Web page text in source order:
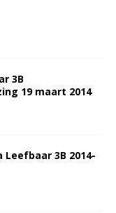
3B
19 maart 2014
3B 2014-